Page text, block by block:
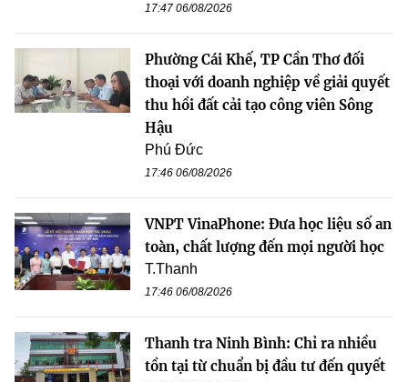
17:47 06/08/2026
Phường Cái Khế, TP Cần Thơ đối
thoại với doanh nghiệp về giải quyết
thu hồi đất cải tạo công viên Sông
Hậu
Phú Đức
17:46 06/08/2026
VNPT VinaPhone: Đưa học liệu số an
toàn, chất lượng đến mọi người học
T.Thanh
17:46 06/08/2026
Thanh tra Ninh Bình: Chỉ ra nhiều
tồn tại từ chuẩn bị đầu tư đến quyết